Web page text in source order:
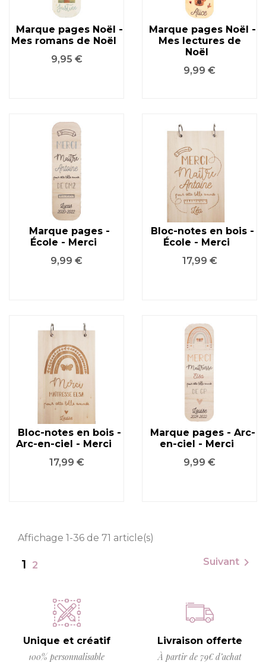
Marque pages Noël -
Mes romans de Noël
Prix
9,95 €
Marque pages Noël -
Mes lectures de
Noël
Prix
9,99 €
Marque pages -
École - Merci
Prix
9,99 €
Bloc-notes en bois -
École - Merci
Prix
17,99 €
Bloc-notes en bois -
Arc-en-ciel - Merci
Prix
17,99 €
Marque pages - Arc-
en-ciel - Merci
Prix
9,99 €
Affichage 1-36 de 71 article(s)
1 2 Suivant 
Unique et créatif
100% personnalisable
Livraison offerte
À partir de 79€ d’achat